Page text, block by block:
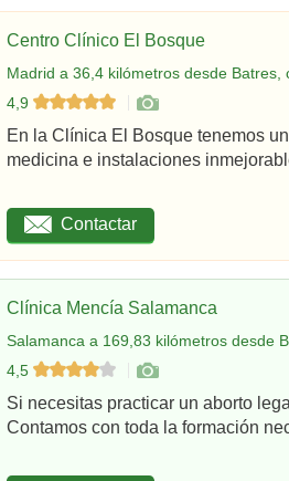
Centro Clínico El Bosque
Madrid a 36,4 kilómetros desde Batres,
4,9
En la Clínica El Bosque tenemos
medicina e instalaciones
Contactar
Clínica Mencía Salamanca
Salamanca a 169,83 kilómetros desde
4,5
Si necesitas practicar un aborto
Contamos con toda la formación